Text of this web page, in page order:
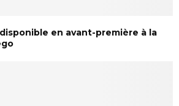
en avant-première à la